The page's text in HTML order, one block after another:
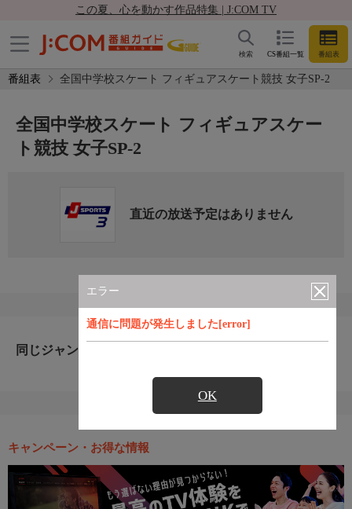
この夏、心を動かす作品特集 | J:COM TV
CS番組一覧 番組表
検索
番組表 全国中学校スケート フィギュアスケート競技 女子SP-2
エラー
通信に問題が発生しました[error]
OK
全国中学校スケート フィギュアスケー
ト競技 女子SP-2
直近の放送予定はありません
同じジャンルのおすすめ番組
キャンペーン・お得な情報